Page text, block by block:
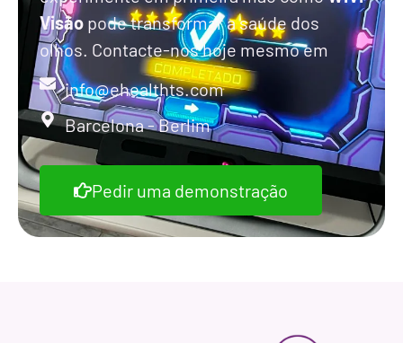
Visão pode transformar a saúde dos
olhos. Contacte-nos hoje mesmo em
info@ehealthts.com
Barcelona - Berlim
Pedir uma demonstração